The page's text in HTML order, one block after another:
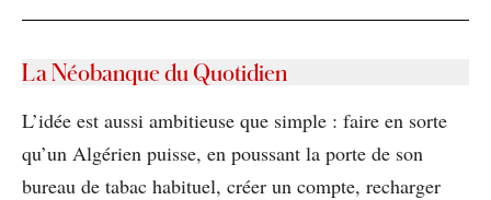
La Néobanque du Quotidien
L’idée est aussi ambitieuse que simple : faire en sorte
qu’un Algérien puisse, en poussant la porte de son
bureau de tabac habituel, créer un compte, recharger